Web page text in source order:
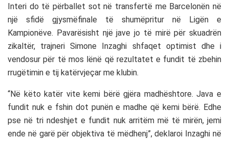
Interi do të përballet sot në transfertë me Barcelonën në
një sfidë gjysmëfinale të shumëpritur në Ligën e
Kampionëve. Pavarësisht një jave jo të mirë për skuadrën
zikaltër, trajneri Simone Inzaghi shfaqet optimist dhe i
vendosur për të mos lënë që rezultatet e fundit të zbehin
rrugëtimin e tij katërvjeçar me klubin.
“Në këto katër vite kemi bërë gjëra madhështore. Java e
fundit nuk e fshin dot punën e madhe që kemi bërë. Edhe
pse në tri ndeshjet e fundit nuk arritëm më të mirën, jemi
ende në garë për objektiva të mëdhenj”, deklaroi Inzaghi në